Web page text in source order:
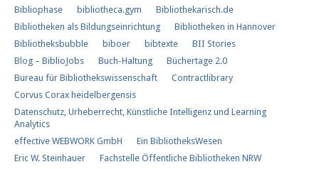
Bibliophase
bibliotheca.gym
Bibliothekarisch.de
Bibliotheken als Bildungseinrichtung
Bibliotheken in Hannover
Bibliotheksbubble
biboer bibtexte
BII Stories
Blog – BiblioJobs
Buch-Haltung
Büchertage 2.0
Bureau für Bibliothekswissenschaft
Contractlibrary
Corvus Corax heidelbergensis
Datenschutz, Urheberrecht, Künstliche Intelligenz und Learning
Analytics
effective WEBWORK GmbH
Ein BibliotheksWesen
Eric W. Steinhauer
Fachstelle Öffentliche Bibliotheken NRW